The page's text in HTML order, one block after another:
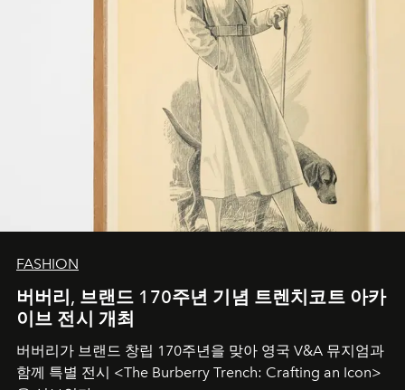
FASHION
버버리, 브랜드 170주년 기념 트렌치코트 아카
이브 전시 개최
버버리가 브랜드 창립 170주년을 맞아 영국 V&A 뮤지엄과
함께 특별 전시 <The Burberry Trench: Crafting an Icon>